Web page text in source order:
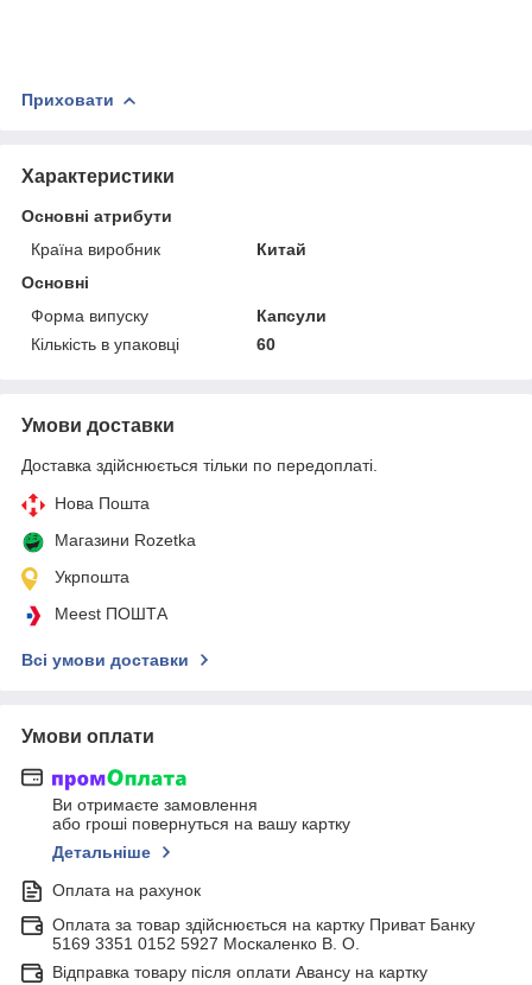
Приховати
Характеристики
Основні атрибути
Країна виробник
Китай
Основні
Форма випуску
Капсули
Кількість в упаковці
60
Умови доставки
Доставка здійснюється тільки по передоплаті.
Нова Пошта
Магазини Rozetka
Укрпошта
Meest ПОШТА
Всі умови доставки
Умови оплати
Ви отримаєте замовлення
або гроші повернуться на вашу картку
Детальніше
Оплата на рахунок
Оплата за товар здійснюється на картку Приват Банку
5169 3351 0152 5927 Москаленко В. О.
Відправка товару після оплати Авансу на картку